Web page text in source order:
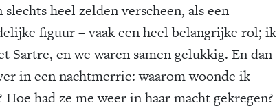
heel zelden verscheen, als een
figuur – vaak een heel belangrijke rol; ik
Sartre, en we waren samen gelukkig. En dan
in een nachtmerrie: waarom woonde ik
had ze me weer in haar macht gekregen?